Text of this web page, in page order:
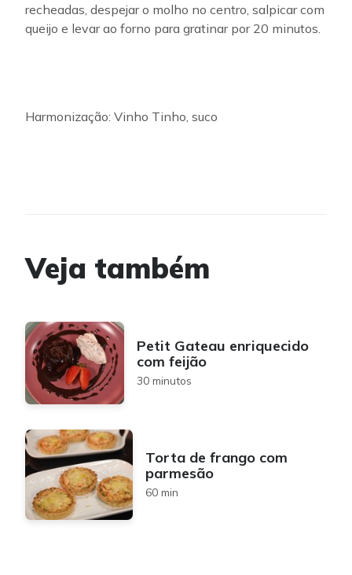
recheadas, despejar o molho no centro, salpicar com
queijo e levar ao forno para gratinar por 20 minutos.
Harmonização: Vinho Tinho, suco
Veja também
Petit Gateau enriquecido
com feijão
30 minutos
Torta de frango com
parmesão
60 min